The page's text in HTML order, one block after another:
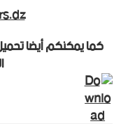
كما يمكنكم أيضا